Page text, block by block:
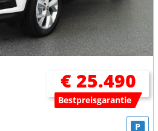
€ 25.490
Bestpreisgarantie
P